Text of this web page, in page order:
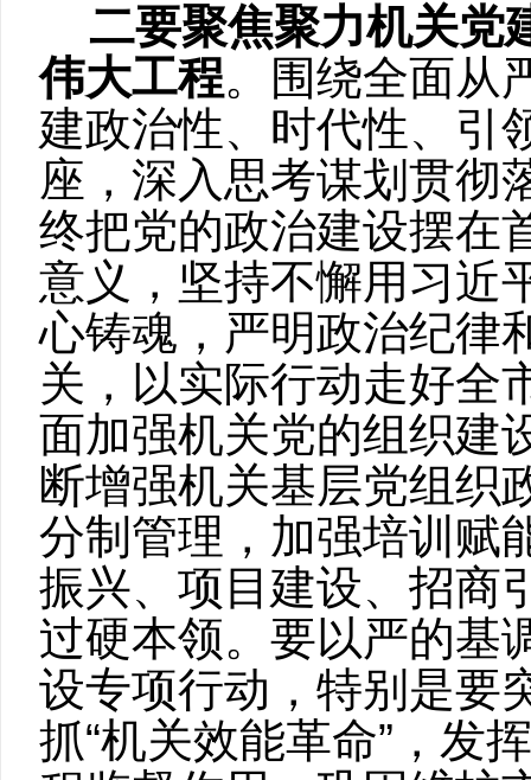
二要聚焦聚力机关党
伟大工程。围绕全面从
建政治性、时代性、引
座，深入思考谋划贯彻
终把党的政治建设摆在
意义，坚持不懈用习近
心铸魂 ，严明政治纪律
关，以实际行动走好全
面加强机关党的组织建
断增强机关基层党组织
分制管理，加强培训赋
振兴、项目建设、招商
过硬本领。要以严的基
设专项行动，特别是要
抓“机关效能革命”，发